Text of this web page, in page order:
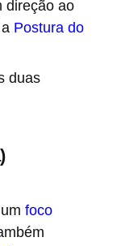
direção ao
Postura do
duas
foco